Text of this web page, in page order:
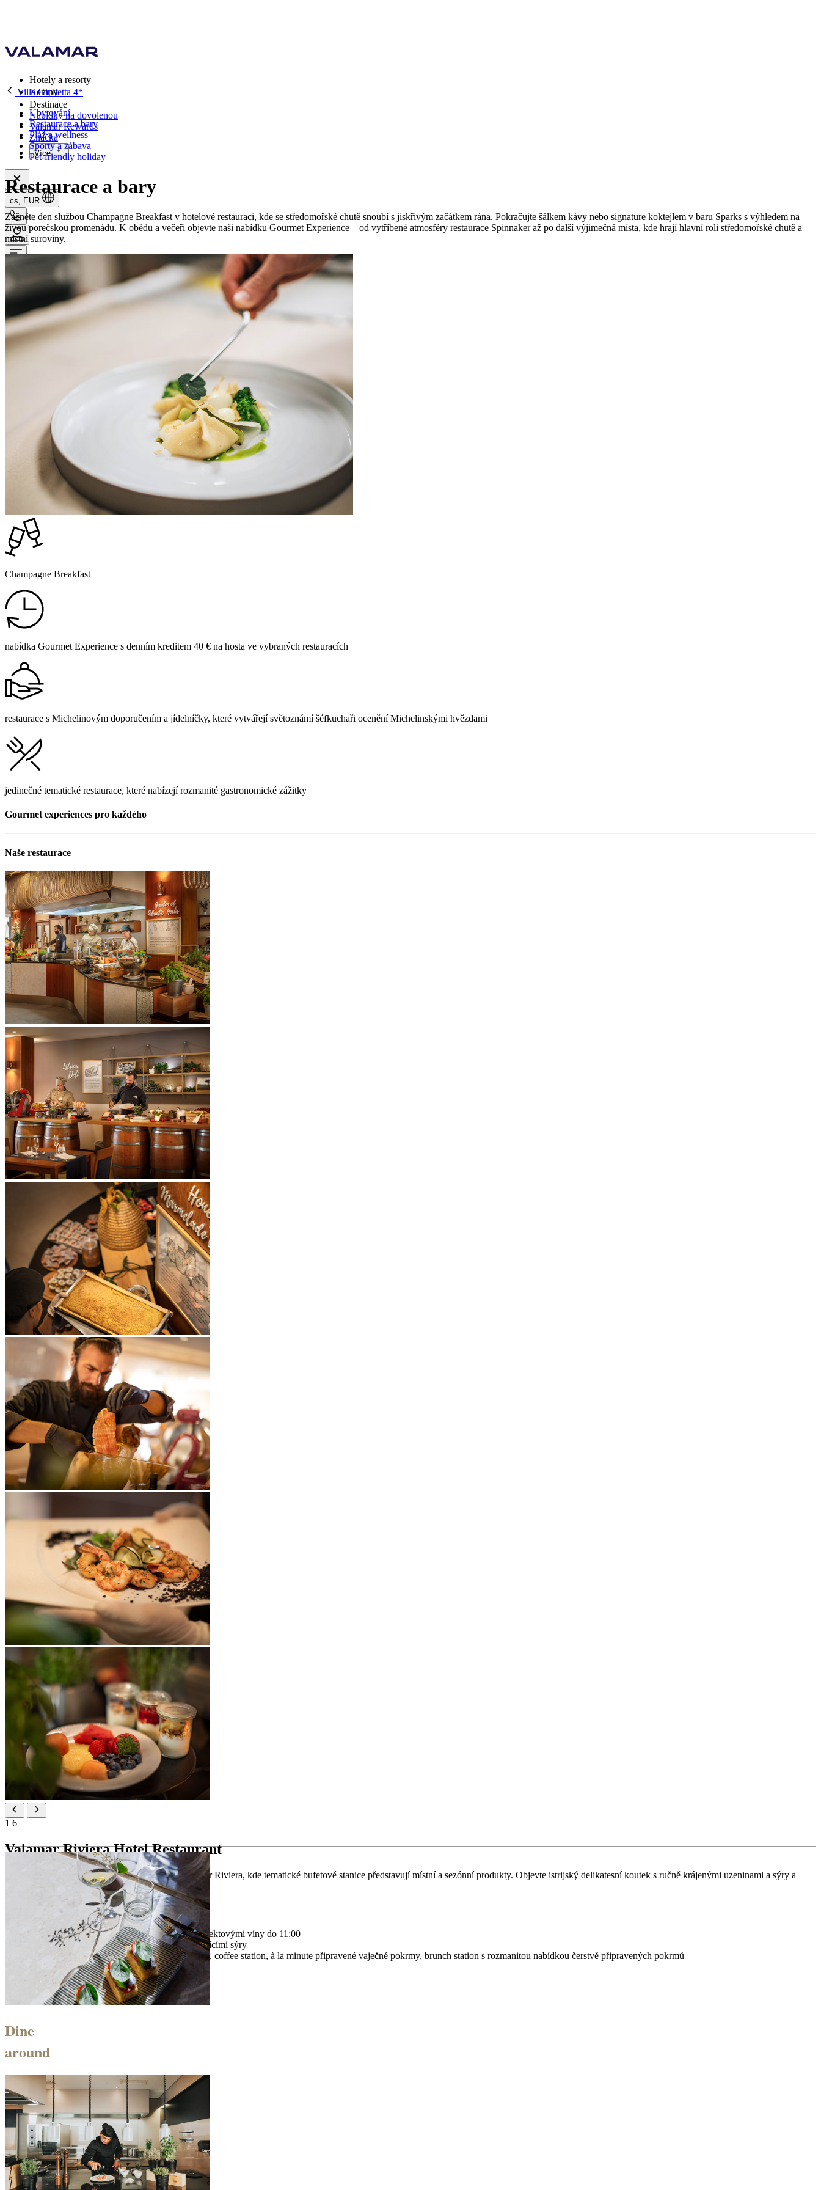
Hotely a resorty
Kempy
Destinace
Nabídky na dovolenou
Valamar Rewards
Značka
Více
cs, EUR
Villa Giulietta 4*
Ubytování
Restaurace a bary
Pláž a wellness
Sporty a zábava
Pet-friendly holiday
Restaurace a bary
Začněte den službou Champagne Breakfast v hotelové restauraci, kde se středomořské chutě snoubí s jiskřivým začátkem rána. Pokračujte šálkem kávy nebo signature koktejlem v baru Sparks s výhledem na
živou porečskou promenádu. K obědu a večeři objevte naši nabídku Gourmet Experience – od vytříbené atmosféry restaurace Spinnaker až po další výjimečná místa, kde hrají hlavní roli středomořské chutě a
místní suroviny.
Champagne Breakfast
nabídka Gourmet Experience s denním kreditem 40 € na hosta ve vybraných restauracích
restaurace s Michelinovým doporučením a jídelníčky, které vytvářejí světoznámí šéfkuchaři ocenění Michelinskými hvězdami
jedinečné tematické restaurace, které nabízejí rozmanité gastronomické zážitky
Gourmet experiences pro každého
Naše restaurace
1 6
Valamar Riviera Hotel Restaurant
Vychutnejte si klidné ráno v restauraci hotelu Valamar Riviera, kde tematické bufetové stanice představují místní a sezónní produkty. Objevte istrijský delikatesní koutek s ručně krájenými uzeninami a sýry a
vychutnejte si sklenku šumivého vína.
Champagne Breakfast – prémiová snídaně se sektovými víny do 11:00
Istrian deli s ručně krájeným pršutem a vynikajícími sýry
tematické buffet zastávky: yogurt bar, salad bar, coffee station, à la minute připravené vaječné pokrmy, brunch station s rozmanitou nabídkou čerstvě připravených pokrmů
otevírací doba: 7:00 – 11:00
Dine
around